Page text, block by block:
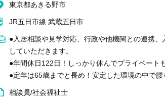
東京都あきる野市
JR五日市線 武蔵五日市
●入居相談や見学対応、行政や他機関との連携
していただきます。
●年間休日122日！しっかり休んでプライベー
●定年は65歳までと長め！安定した環境の中で
相談員/社会福祉士